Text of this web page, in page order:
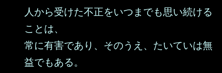
人から受けた不正をいつまでも思い続ける
ことは、
常に有害であり、そのうえ、たいていは無
益でもある。